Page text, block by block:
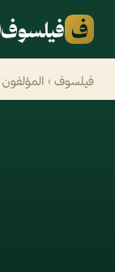
ف فيلسوف
فيلسوف › المؤلفون